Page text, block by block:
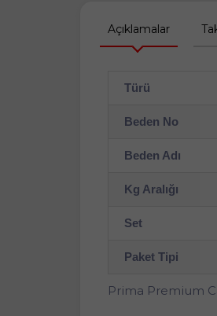
Açıklamalar
Türü
Beden No
Beden Adı
Kg Aralığı
Set
Paket Tipi
Prima Premium